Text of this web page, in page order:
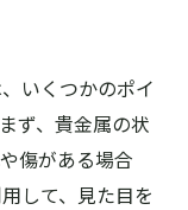
いくつかのポイ
ず、貴金属の状
傷がある場合
して、見た目を